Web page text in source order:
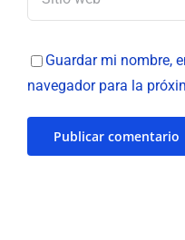
Guardar mi nombre,
navegador para la